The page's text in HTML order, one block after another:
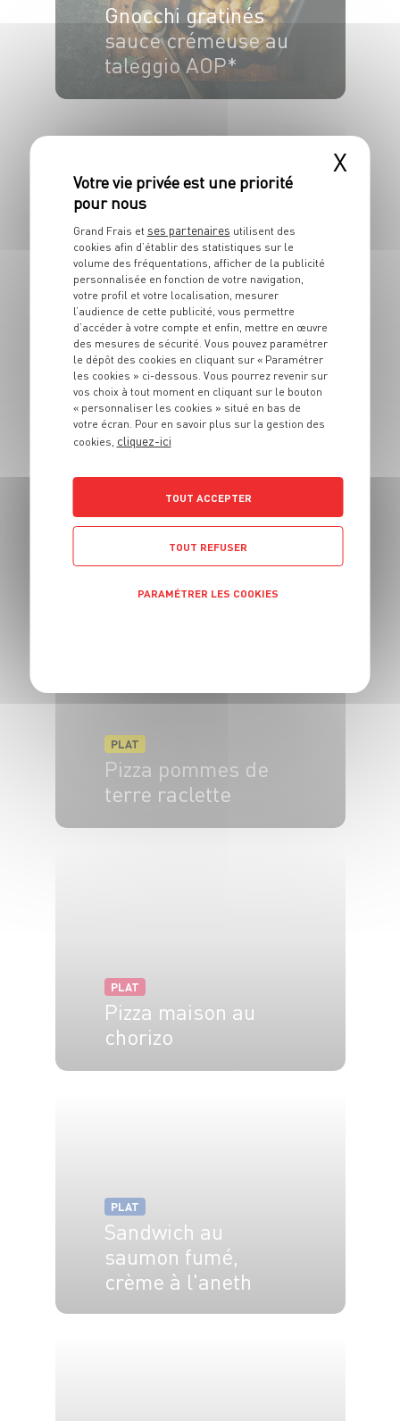
Gnocchi gratinés
sauce crémeuse au
taleggio AOP*
PLAT
Soupe de chou
chinois aux
crevettes
4 pers. 30 min 20 min
Faux-filet tigre qui
4 pers. 15 min 3 min
PLAT
Pizza pommes de
terre raclette
PLAT
Pizza maison au
chorizo
PLAT
Sandwich au
saumon fumé,
crème à l'aneth
X
Grand Frais et ses partenaires utilisent des
cookies afin d’établir des statistiques sur le
volume des fréquentations, afficher de la publicité
personnalisée en fonction de votre navigation,
votre profil et votre localisation, mesurer
l’audience de cette publicité, vous permettre
d’accéder à votre compte et enfin, mettre en œuvre
des mesures de sécurité. Vous pouvez paramétrer
le dépôt des cookies en cliquant sur « Paramétrer
les cookies » ci-dessous. Vous pourrez revenir sur
vos choix à tout moment en cliquant sur le bouton
« personnaliser les cookies » situé en bas de
votre écran. Pour en savoir plus sur la gestion des
cookies, cliquez-ici
TOUT ACCEPTER
TOUT REFUSER
PARAMÉTRER LES COOKIES